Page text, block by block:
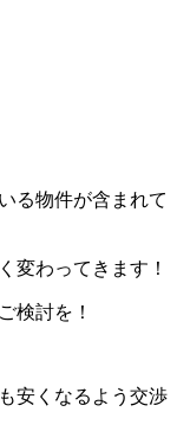
る物件が含まれて
変わってきます！
検討を！
安くなるよう交渉